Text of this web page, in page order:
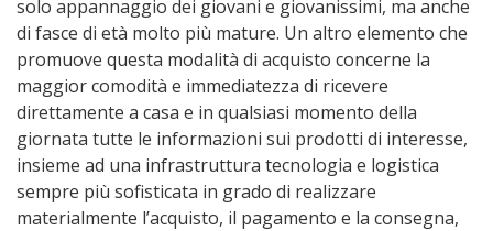
solo appannaggio dei giovani e giovanissimi, ma anche
di fasce di età molto più mature. Un altro elemento che
promuove questa modalità di acquisto concerne la
maggior comodità e immediatezza di ricevere
direttamente a casa e in qualsiasi momento della
giornata tutte le informazioni sui prodotti di interesse,
insieme ad una infrastruttura tecnologia e logistica
sempre più sofisticata in grado di realizzare
materialmente l’acquisto, il pagamento e la consegna,